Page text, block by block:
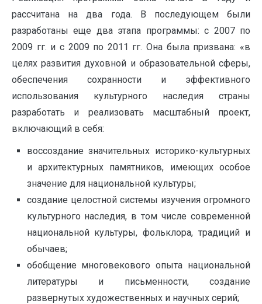
рассчитана на два года. В последующем были
разработаны еще два этапа программы: с 2007 по
2009 гг. и с 2009 по 2011 гг. Она была призвана: «в
целях развития духовной и образовательной сферы,
обеспечения сохранности и эффективного
использования культурного наследия страны
разработать и реализовать масштабный проект,
включающий в себя:
воссоздание значительных историко-культурных
и архитектурных памятников, имеющих особое
значение для национальной культуры;
создание целостной системы изучения огромного
культурного наследия, в том числе современной
национальной культуры, фольклора, традиций и
обычаев;
обобщение многовекового опыта национальной
литературы и письменности, создание
развернутых художественных и научных серий;